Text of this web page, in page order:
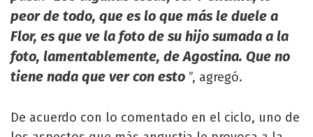
peor de todo, que es lo que más le duele a
Flor, es que ve la foto de su hijo sumada a la
foto, lamentablemente, de Agostina. Que no
tiene nada que ver con esto ”, agregó.
De acuerdo con lo comentado en el ciclo, uno de